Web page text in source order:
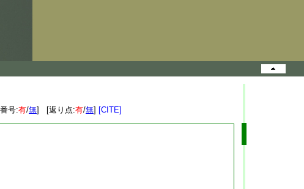
号:有/無] [返り点:有/無] [CITE]